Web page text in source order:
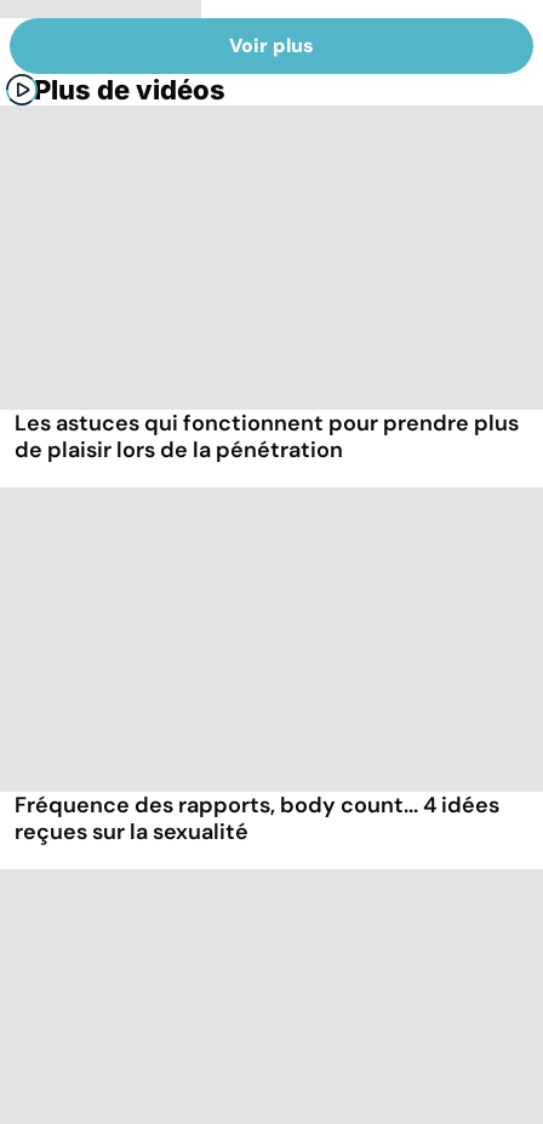
Voir plus
Plus de vidéos
Les astuces qui fonctionnent pour prendre plus
de plaisir lors de la pénétration
Fréquence des rapports, body count... 4 idées
reçues sur la sexualité